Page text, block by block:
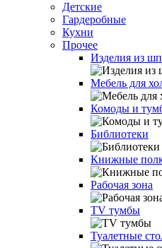
Детские
Гардеробные
Кухни
Прочее
Изделия из
Мебель для
Комоды и
Библиотеки
Книжные
Рабочая зона
TV тумбы
Туалетные